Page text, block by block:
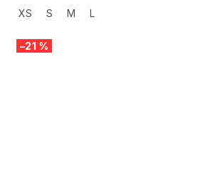
XS S M L
–21 %